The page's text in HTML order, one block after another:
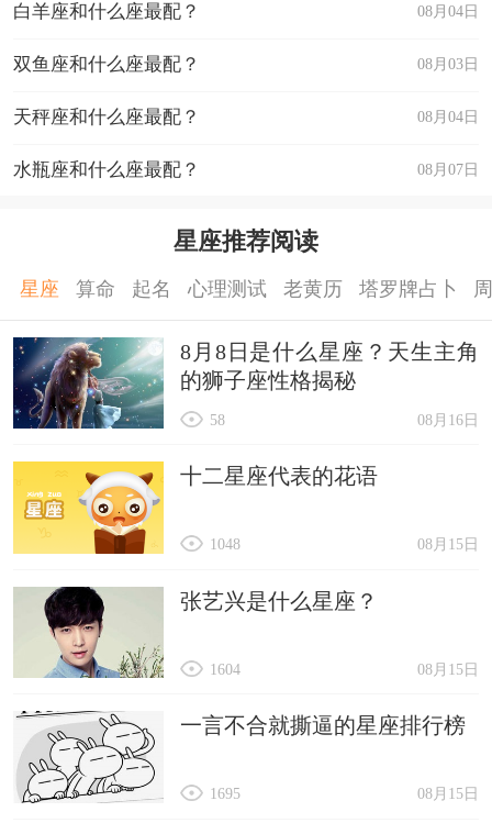
08月04日
白羊座和什么座最配？
08月03日
双鱼座和什么座最配？
08月04日
天秤座和什么座最配？
08月07日
水瓶座和什么座最配？
星座推荐阅读
星座 算命 起名 心理测试 老黄历 塔罗牌占卜
8月8日是什么星座？天生主角
的狮子座性格揭秘
08月16日
58
十二星座代表的花语
08月15日
1048
张艺兴是什么星座？
08月15日
1604
一言不合就撕逼的星座排行榜
08月15日
1695